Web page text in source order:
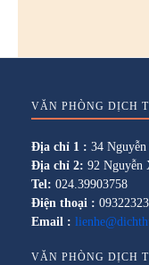
VĂN PHÒNG DỊCH
Địa chỉ 1 : 34
Địa chỉ 2: 92 Nguyễn
Tel: 024.39903758
Điện thoại :
Email :
VĂN PHÒNG DỊCH